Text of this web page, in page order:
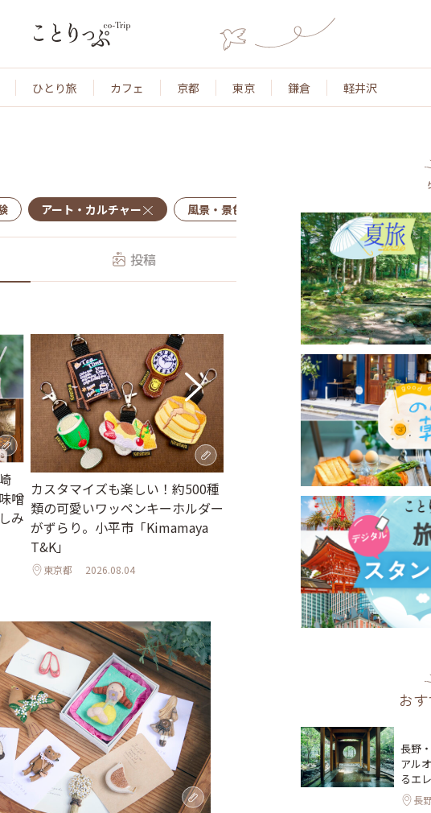
ひとり旅 カフェ 京都 東京 鎌倉 軽井沢
アート・カルチャー 風景・景色 名所・旧跡 温泉・スパ
投稿
噌
み
カスタマイズも楽しい！約500種
類の可愛いワッペンキーホルダー
がずらり。小平市「Kimamaya
T&K」
東京都 2026.08.04
オリエント急行の客車のよう♪
アガサ・クリスティーの世界に浸
れるブックカフェ／神田「サロン
クリスティ」
2026.04.08
お
長野
アル
るエ
長